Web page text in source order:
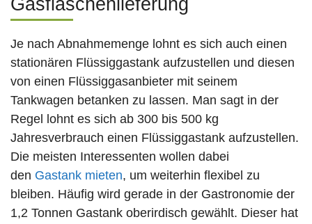
Gasflaschenlieferung
Je nach Abnahmemenge lohnt es sich auch einen
stationären Flüssiggastank aufzustellen und diesen
von einen Flüssiggasanbieter mit seinem
Tankwagen betanken zu lassen. Man sagt in der
Regel lohnt es sich ab 300 bis 500 kg
Jahresverbrauch einen Flüssiggastank aufzustellen.
Die meisten Interessenten wollen dabei
den Gastank mieten, um weiterhin flexibel zu
bleiben. Häufig wird gerade in der Gastronomie der
1,2 Tonnen Gastank oberirdisch gewählt. Dieser hat